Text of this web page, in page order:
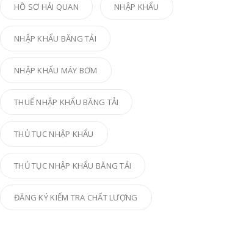
HỒ SƠ HẢI QUAN NHẬP KHẨU
NHẬP KHẨU BĂNG TẢI
NHẬP KHẨU MÁY BƠM
THUẾ NHẬP KHẨU BĂNG TẢI
THỦ TỤC NHẬP KHẨU
THỦ TỤC NHẬP KHẨU BĂNG TẢI
ĐĂNG KÝ KIỂM TRA CHẤT LƯỢNG